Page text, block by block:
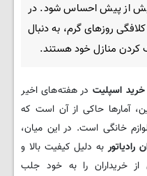
از پیش احساس شود. در
کلافگی روزهای گرم، به دنبال
کردن منازل خود هستند.
خرید اسپلیت در هفته‌های اخیر
آمارها حاکی از آن است که
خانگی است. در این میان،
رادیاتوربه دلیل کیفیت بالا و
از خریداران را به خود جلب